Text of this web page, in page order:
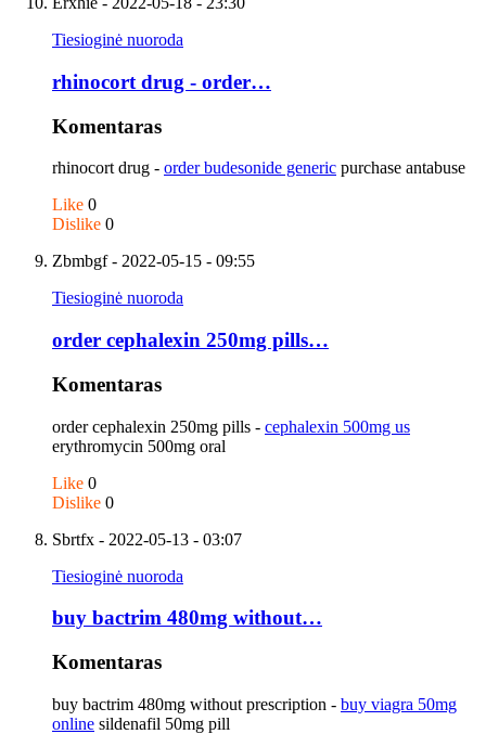
Tiesioginė nuoroda
rhinocort drug - order…
Komentaras
rhinocort drug - order budesonide generic purchase antabuse
Like 0
Dislike 0
Zbmbgf- 2022-05-15 - 09:55
Tiesioginė nuoroda
order cephalexin 250mg pills…
Komentaras
order cephalexin 250mg pills - cephalexin 500mg us
erythromycin 500mg oral
Like 0
Dislike 0
Sbrtfx - 2022-05-13 - 03:07
Tiesioginė nuoroda
buy bactrim 480mg without…
Komentaras
buy bactrim 480mg without prescription - buy viagra 50mg
online sildenafil 50mg pill